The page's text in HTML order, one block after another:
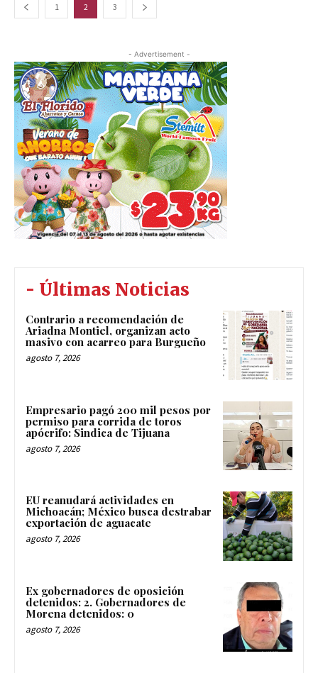
1 2 3
- Advertisement -
- Últimas Noticias
Contrario a recomendación de
Ariadna Montiel, organizan acto
masivo con acarreo para Burgueño
agosto 7, 2026
Empresario pagó 200 mil pesos por
permiso para corrida de toros
apócrifo: Sindica de Tijuana
agosto 7, 2026
EU reanudará actividades en
Michoacán; México busca destrabar
exportación de aguacate
agosto 7, 2026
Ex gobernadores de oposición
detenidos: 2. Gobernadores de
Morena detenidos: 0
agosto 7, 2026